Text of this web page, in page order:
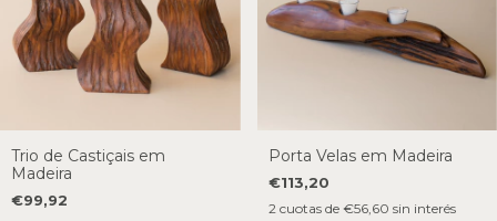
Trio de Castiçais em
Madeira
€99,92
Porta Velas em Madeira
€113,20
2 cuotas de €56,60 sin interés